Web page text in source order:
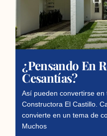
¿Pensando En
Cesantías?
Así pueden convertirse
Constructora El Castillo.
convierte en un tema de
Muchos